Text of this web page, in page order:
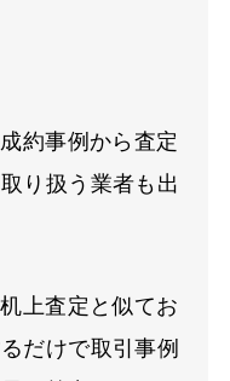
約事例から査定
り扱う業者も出
上査定と似てお
だけで取引事例